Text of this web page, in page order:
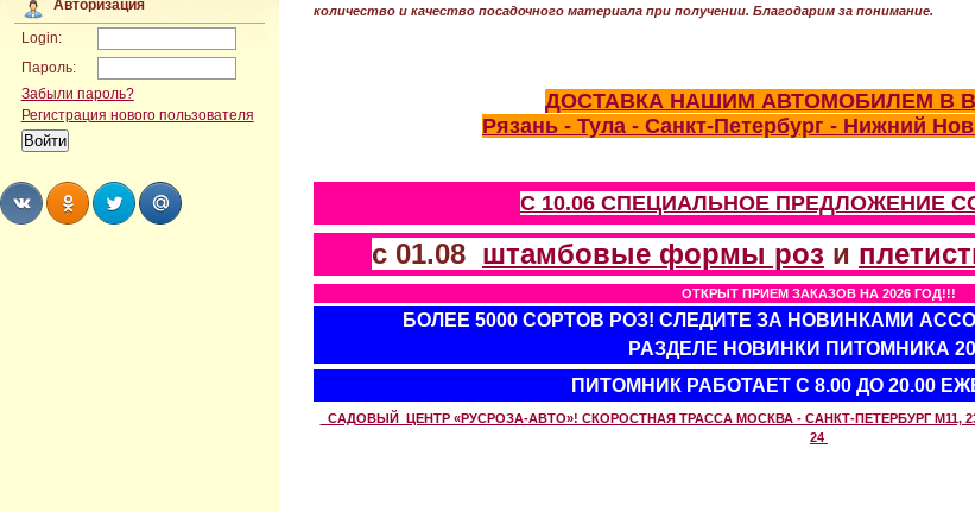
Авторизация
Login:
Пароль:
Забыли пароль?
Регистрация нового пользователя
количество и качество посадочного материала при получении. Благодарим за понимание.
ДОСТАВКА НАШИМ АВТОМОБИЛЕМ В
Рязань - Тула - Санкт-Петербург - Нижний
С 10.06 СПЕЦИАЛЬНОЕ ПРЕДЛОЖЕНИЕ
с 01.08 штамбовые формы роз и
ОТКРЫТ ПРИЕМ ЗАКАЗОВ НА 2026 ГОД!!!
БОЛЕЕ 5000 СОРТОВ РОЗ! СЛЕДИТЕ ЗА НОВИНКАМИ
РАЗДЕЛЕ НОВИНКИ ПИТОМНИКА
ПИТОМНИК РАБОТАЕТ С 8.00 ДО 20.00
САДОВЫЙ ЦЕНТР «РУСРОЗА-АВТО»! СКОРОСТНАЯ ТРАССА МОСКВА - САНКТ-ПЕТЕРБУРГ М11,
24